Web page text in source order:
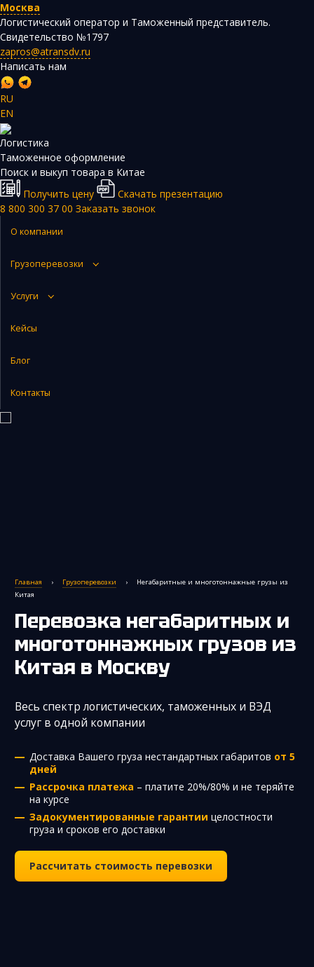
Москва
Логистический оператор и Таможенный представитель.
Свидетельство №1797
zapros@atransdv.ru
Написать нам
RU
EN
Логистика
Таможенное оформление
Поиск и выкуп товара в Китае
Получить цену
Скачать презентацию
8 800 300 37 00 Заказать звонок
О компании
Грузоперевозки
Услуги
Кейсы
Блог
Контакты
Авиаперевозки из Китая
Железнодорожные перевозки из Китая
Контейнерные перевозки из Китая
Морские грузоперевозки из Китая
Сборные грузы из Китая
Закупка и поставка товаров из Китая
Поиск поставщика в Китае
Главная › Грузоперевозки ›
Негабаритные и многотоннажные грузы из
Китая
Перевозка негабаритных и
многотоннажных грузов из
Китая в Москву
Весь спектр логистических, таможенных и ВЭД
услуг в одной компании
Доставка Вашего груза нестандартных габаритов от 5
дней
Рассрочка платежа – платите 20%/80% и не теряйте
на курсе
Задокументированные гарантии целостности
груза и сроков его доставки
Рассчитать стоимость перевозки